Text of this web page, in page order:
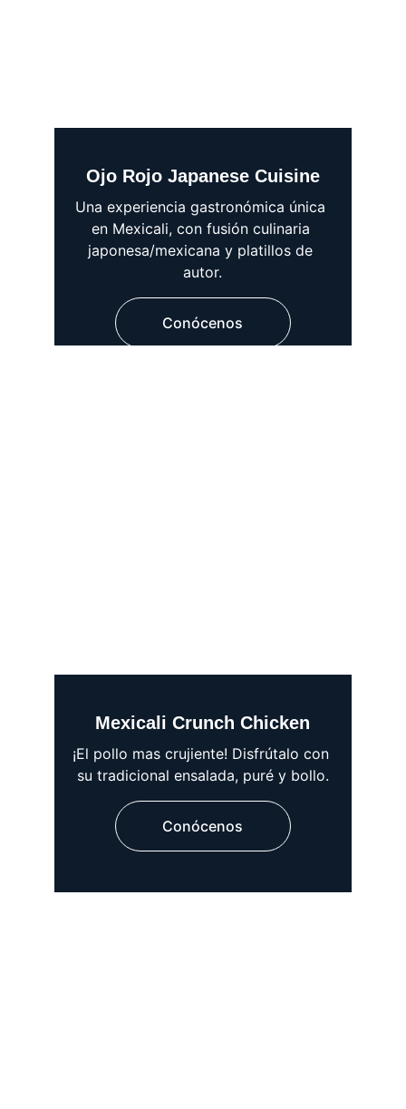
Ojo Rojo Japanese Cuisine
Conócenos
Una experiencia gastronómica única
en Mexicali, con fusión culinaria
japonesa/mexicana y platillos de
autor.
Mexicali Crunch Chicken
¡El pollo mas crujiente! Disfrútalo con
su tradicional ensalada, puré y bollo.
Conócenos